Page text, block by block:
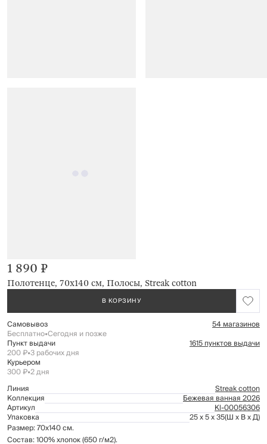
Полотенце, 70х140 см, Полосы, Streak cotton
1 890 ₽
В КОРЗИНУ
Самовывоз 54 магазинов
Бесплатно•Сегодня и позже
Пункт выдачи 1615 пунктов выдачи
200 ₽•3 рабочих дня
Курьером
300 ₽•2 дня
Линия
Streak cotton
Коллекция Бежевая ванная 2026
Артикул Kl-00056306
Упаковка 25 x 5 x 35(Ш x В x Д)
Размер: 70х140 см.
Состав: 100% хлопок (650 г/м2).